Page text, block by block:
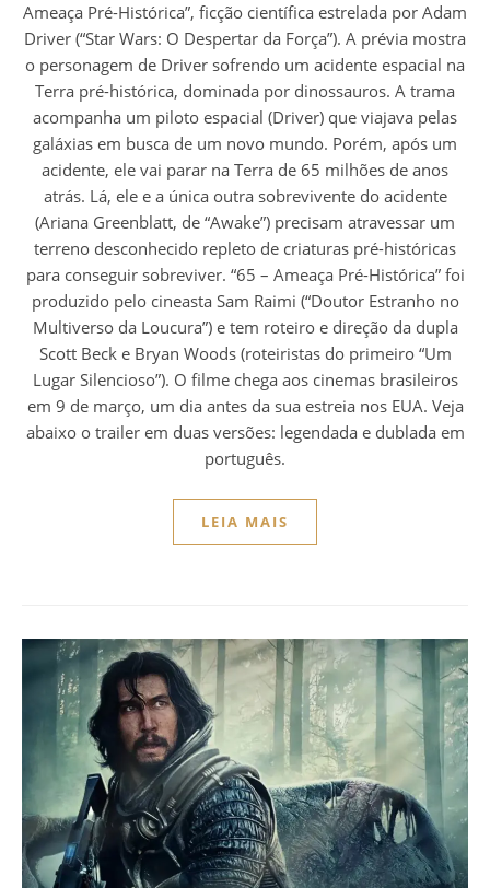
Ameaça Pré-Histórica”, ficção científica estrelada por Adam
Driver (“Star Wars: O Despertar da Força”). A prévia mostra
o personagem de Driver sofrendo um acidente espacial na
Terra pré-histórica, dominada por dinossauros. A trama
acompanha um piloto espacial (Driver) que viajava pelas
galáxias em busca de um novo mundo. Porém, após um
acidente, ele vai parar na Terra de 65 milhões de anos
atrás. Lá, ele e a única outra sobrevivente do acidente
(Ariana Greenblatt, de “Awake”) precisam atravessar um
terreno desconhecido repleto de criaturas pré-históricas
para conseguir sobreviver. “65 – Ameaça Pré-Histórica” foi
produzido pelo cineasta Sam Raimi (“Doutor Estranho no
Multiverso da Loucura”) e tem roteiro e direção da dupla
Scott Beck e Bryan Woods (roteiristas do primeiro “Um
Lugar Silencioso”). O filme chega aos cinemas brasileiros
em 9 de março, um dia antes da sua estreia nos EUA. Veja
abaixo o trailer em duas versões: legendada e dublada em
português.
LEIA MAIS